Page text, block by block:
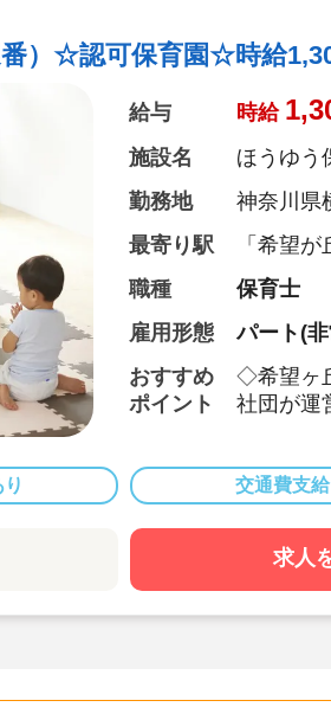
）☆認可保育園☆時給
給与 時給
施設名
ほうゆう
勤務地
神奈川県
最寄り駅
「希望
職種
保育士
雇用形態
パート(
おすすめ
ポイント
◇希望ヶ
社団が運
◇19:00ま
◇月に1
日程度
のバラン
◇緑に囲
交通費支給
求人